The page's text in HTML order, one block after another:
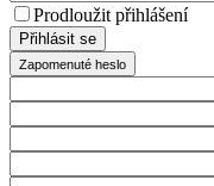
Prodloužit přihlášení
Přihlásit se
Zapomenuté heslo